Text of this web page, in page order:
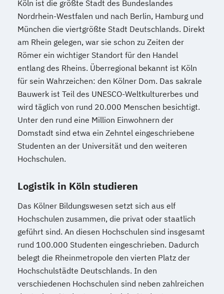
Köln ist die größte Stadt des Bundeslandes
Nordrhein-Westfalen und nach Berlin, Hamburg und
München die viertgrößte Stadt Deutschlands. Direkt
am Rhein gelegen, war sie schon zu Zeiten der
Römer ein wichtiger Standort für den Handel
entlang des Rheins. Überregional bekannt ist Köln
für sein Wahrzeichen: den Kölner Dom. Das sakrale
Bauwerk ist Teil des UNESCO-Weltkulturerbes und
wird täglich von rund 20.000 Menschen besichtigt.
Unter den rund eine Million Einwohnern der
Domstadt sind etwa ein Zehntel eingeschriebene
Studenten an der Universität und den weiteren
Hochschulen.
Logistik in Köln studieren
Das Kölner Bildungswesen setzt sich aus elf
Hochschulen zusammen, die privat oder staatlich
geführt sind. An diesen Hochschulen sind insgesamt
rund 100.000 Studenten eingeschrieben. Dadurch
belegt die Rheinmetropole den vierten Platz der
Hochschulstädte Deutschlands. In den
verschiedenen Hochschulen sind neben zahlreichen